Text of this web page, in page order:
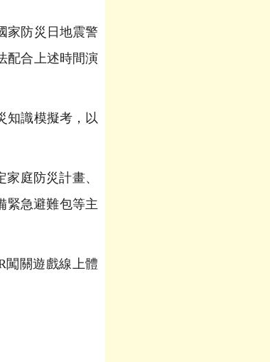
家防災日地震警
配合上述時間演
知識模擬考，以
庭防災計畫、
緊急避難包等主
闖關遊戲線上體